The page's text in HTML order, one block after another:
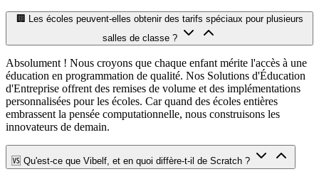
🏢 Les écoles peuvent-elles obtenir des tarifs spéciaux pour plusieurs
salles de classe ?
Absolument ! Nous croyons que chaque enfant mérite l'accès à une
éducation en programmation de qualité. Nos Solutions d'Éducation
d'Entreprise offrent des remises de volume et des implémentations
personnalisées pour les écoles. Car quand des écoles entières
embrassent la pensée computationnelle, nous construisons les
innovateurs de demain.
🆚 Qu'est-ce que Vibelf, et en quoi diffère-t-il de Scratch ?